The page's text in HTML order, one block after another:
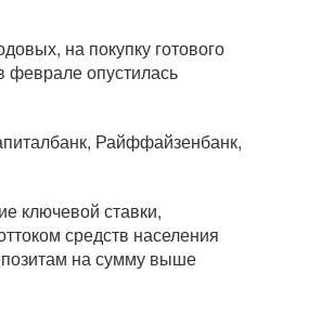
на покупку готового
феврале опустилась
Райффайзенбанк,
ключевой ставки,
средств населения
на сумму выше